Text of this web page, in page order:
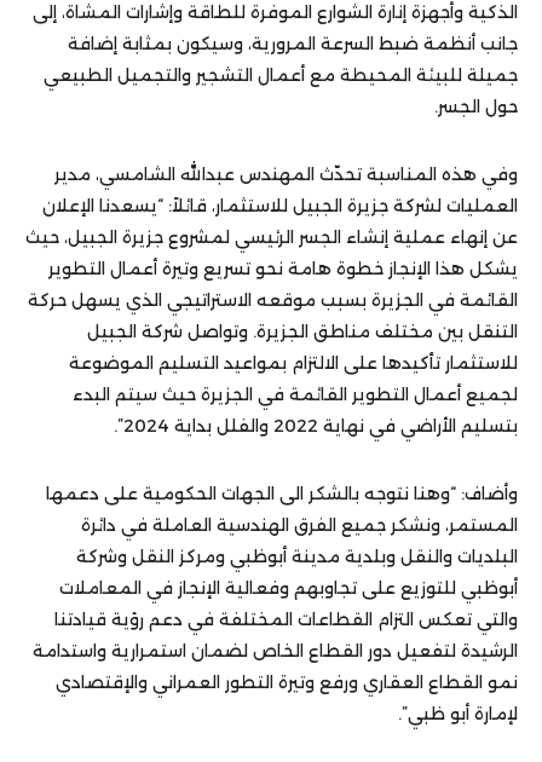
الذكية وأجهزة إنارة الشوارع الموفرة للطاقة وإشارات المشاة، إلى
جانب أنظمة ضبط السرعة المرورية، وسيكون بمثابة إضافة
جميلة للبيئة المحيطة مع أعمال التشجير والتجميل الطبيعي
حول الجسر.
وفي هذه المناسبة تحدّث المهندس عبدالله الشامسي، مدير
العمليات لشركة جزيرة الجبيل للاستثمار، قائلاً: “يسعدنا الإعلان
عن إنهاء عملية إنشاء الجسر الرئيسي لمشروع جزيرة الجبيل، حيث
يشكل هذا الإنجاز خطوة هامة نحو تسريع وتيرة أعمال التطوير
القائمة في الجزيرة بسبب موقعه الاستراتيجي الذي يسهل حركة
التنقل بين مختلف مناطق الجزيرة. وتواصل شركة الجبيل
للاستثمار تأكيدها على الالتزام بمواعيد التسليم الموضوعة
لجميع أعمال التطوير القائمة في الجزيرة حيث سيتم البدء
بتسليم الأراضي في نهاية 2022 والفلل بداية 2024”.
وأضاف: “وهنا نتوجه بالشكر الى الجهات الحكومية على دعمها
المستمر، ونشكر جميع الفرق الهندسية العاملة في دائرة
البلديات والنقل وبلدية مدينة أبوظبي ومركز النقل وشركة
أبوظبي للتوزيع على تجاوبهم وفعالية الإنجاز في المعاملات
والتي تعكس التزام القطاعات المختلفة في دعم رؤية قيادتنا
الرشيدة لتفعيل دور القطاع الخاص لضمان استمرارية واستدامة
نمو القطاع العقاري ورفع وتيرة التطور العمراني والإقتصادي
لإمارة أبو ظبي”.